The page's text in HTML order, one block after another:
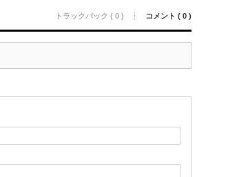
トラックバック ( 0 ) コメント ( 0 )